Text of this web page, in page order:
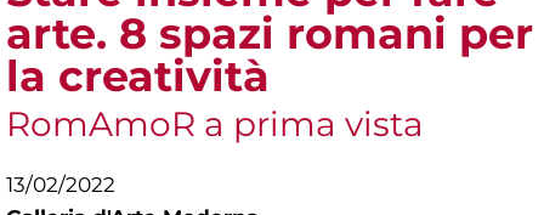
arte. 8 spazi romani per
la creatività
RomAmoR a prima vista
13/02/2022